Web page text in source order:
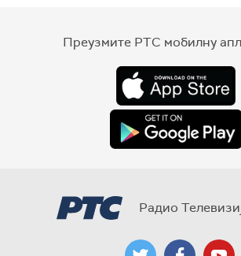
Преузмите РТС мобилну
Радио